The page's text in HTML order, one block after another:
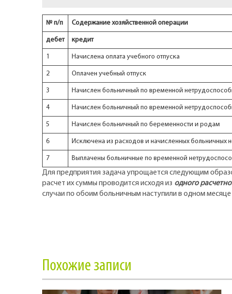
№ п/п Содержание хозяйственной операции
дебет кредит
1 Начислена оплата учебного отпуска
2 Оплачен учебный отпуск
3 Начислен больничный по временной
4 Начислен больничный по временной
5 Начислен больничный по беременности и родам
6 Исключена из расходов и начисленных больничных
7 Выплачены больничные по временной
Для предприятия задача упрощается следующим
расчет их суммы проводится исходя из одного
случаи по обоим больничным наступили в одном
Похожие записи